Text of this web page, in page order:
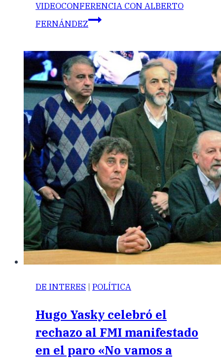
VIDEOCONFERENCIA CON ALBERTO
FERNÁNDEZ
DE INTERES | POLÍTICA
Hugo Yasky celebró el
rechazo al FMI manifestado
en el paro «No vamos a